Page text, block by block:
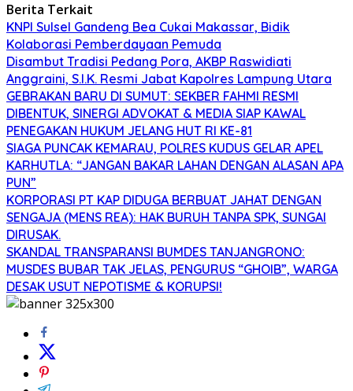
Berita Terkait
KNPI Sulsel Gandeng Bea Cukai Makassar, Bidik
Kolaborasi Pemberdayaan Pemuda
Disambut Tradisi Pedang Pora, AKBP Raswidiati
Anggraini, S.I.K. Resmi Jabat Kapolres Lampung Utara
GEBRAKAN BARU DI SUMUT: SEKBER FAHMI RESMI
DIBENTUK, SINERGI ADVOKAT & MEDIA SIAP KAWAL
PENEGAKAN HUKUM JELANG HUT RI KE-81
SIAGA PUNCAK KEMARAU, POLRES KUDUS GELAR APEL
KARHUTLA: “JANGAN BAKAR LAHAN DENGAN ALASAN APA
PUN”
KORPORASI PT KAP DIDUGA BERBUAT JAHAT DENGAN
SENGAJA (MENS REA): HAK BURUH TANPA SPK, SUNGAI
DIRUSAK.
SKANDAL TRANSPARANSI BUMDES TANJANGRONO:
MUSDES BUBAR TAK JELAS, PENGURUS “GHOIB”, WARGA
DESAK USUT NEPOTISME & KORUPSI!